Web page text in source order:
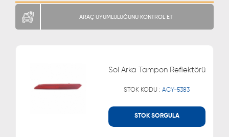
ARAÇ UYUMLULUĞUNU KONTROL ET
Sol Arka Tampon Reflektörü
STOK KODU :ACY-5383
STOK SORGULA